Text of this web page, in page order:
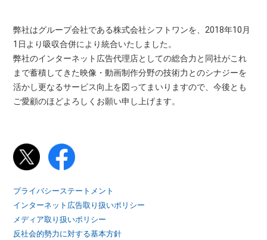
弊社はグループ会社である株式会社シフトワンを、2018年10月
1日より吸収合併により統合いたしました。
弊社のインターネット広告代理店としての総合力と同社がこれ
まで蓄積してきた映像・動画制作分野の技術力とのシナジーを
活かし更なるサービス向上を図ってまいりますので、今後とも
ご愛顧のほどよろしくお願い申し上げます。
プライバシーステートメント
インターネット広告取り扱いポリシー
メディア取り扱いポリシー
反社会的勢力に対する基本方針